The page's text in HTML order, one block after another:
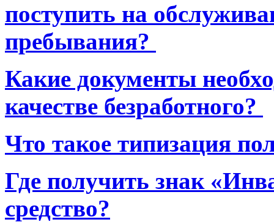
поступить на
пребывания?
Какие документы
качестве безработного?
Что такое типизация
Где получить знак
средство?